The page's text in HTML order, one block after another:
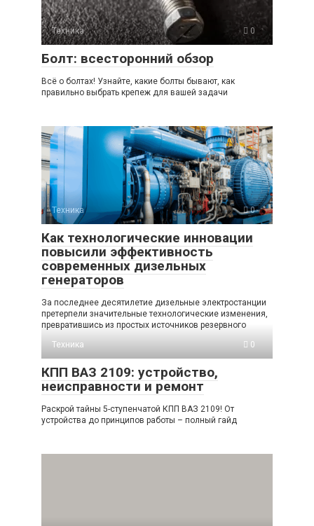
Техника 0
Болт: всесторонний обзор
Всё о болтах! Узнайте, какие болты бывают, как
правильно выбрать крепеж для вашей задачи
Техника 0
Как технологические инновации
повысили эффективность
современных дизельных
генераторов
За последнее десятилетие дизельные электростанции
претерпели значительные технологические изменения,
превратившись из простых источников резервного
Техника
0
КПП ВАЗ 2109: устройство,
неисправности и ремонт
Раскрой тайны 5-ступенчатой КПП ВАЗ 2109! От
устройства до принципов работы – полный гайд